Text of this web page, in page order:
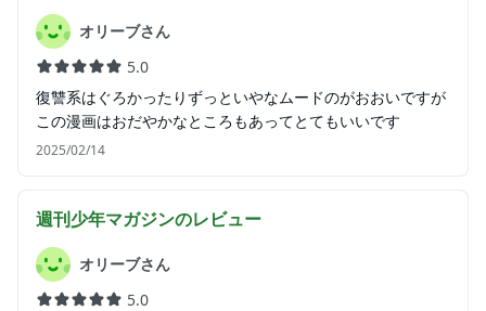
オリーブさん
5.0
復讐系はぐろかったりずっといやなムードのがおおいですが
この漫画はおだやかなところもあってとてもいいです
2025/02/14
週刊少年マガジンのレビュー
オリーブさん
5.0